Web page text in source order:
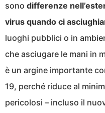
sono differenze
virus quando ci
luoghi pubblici o in
che asciugare le mani in
è un argine importante
19, perché riduce al
pericolosi – incluso il